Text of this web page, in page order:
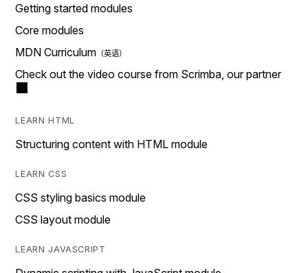
Getting started modules
Core modules
MDN Curriculum
Check out the video course from Scrimba, our partner
LEARN HTML
Structuring content with HTML module
LEARN CSS
CSS styling basics module
CSS layout module
LEARN JAVASCRIPT